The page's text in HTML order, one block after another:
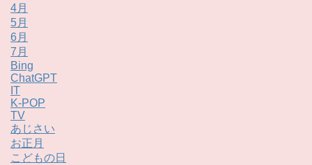
4月
5月
6月
7月
Bing
ChatGPT
IT
K-POP
TV
あじさい
お正月
こどもの日